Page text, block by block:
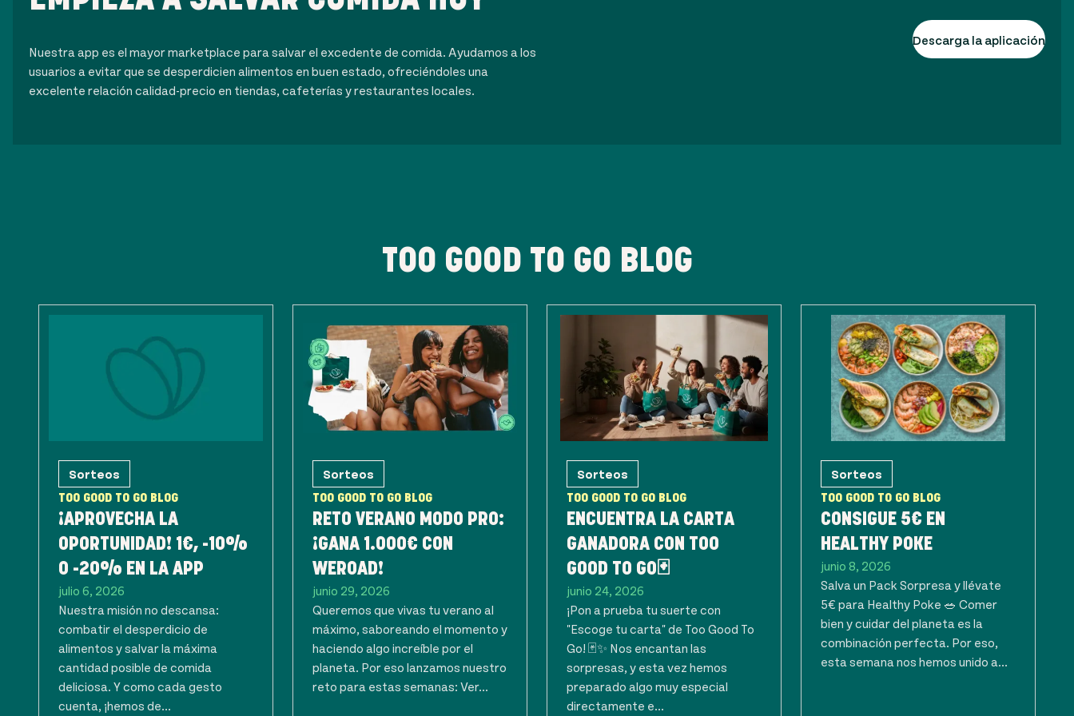
Nuestra app es el mayor marketplace para salvar el excedente de comida. Ayudamos a los
usuarios a evitar que se desperdicien alimentos en buen estado, ofreciéndoles una
excelente relación calidad-precio en tiendas, cafeterías y restaurantes locales.
Descarga la aplicación
TOO GOOD TO GO BLOG
Sorteos
TOO GOOD TO GO BLOG
¡APROVECHA LA
OPORTUNIDAD! 1€, -10%
O -20% EN LA APP
julio 6, 2026
Nuestra misión no descansa:
combatir el desperdicio de
alimentos y salvar la máxima
cantidad posible de comida
deliciosa. Y como cada gesto
cuenta, ¡hemos de...
Sorteos
TOO GOOD TO GO BLOG
RETO VERANO MODO PRO:
¡GANA 1.000€ CON
WEROAD!
junio 29, 2026
Queremos que vivas tu verano al
máximo, saboreando el momento y
haciendo algo increíble por el
planeta. Por eso lanzamos nuestro
reto para estas semanas: Ver...
Sorteos
TOO GOOD TO GO BLOG
ENCUENTRA LA CARTA
GANADORA CON TOO
GOOD TO GO🃏
junio 24, 2026
¡Pon a prueba tu suerte con
"Escoge tu carta" de Too Good To
Go! 🃏✨ Nos encantan las
sorpresas, y esta vez hemos
preparado algo muy especial
directamente e...
Sorteos
TOO GOOD TO GO BLOG
CONSIGUE 5€ EN
HEALTHY POKE
junio 8, 2026
Salva un Pack Sorpresa y llévate
5€ para Healthy Poke 🥗 Comer
bien y cuidar del planeta es la
combinación perfecta. Por eso,
esta semana nos hemos unido a...